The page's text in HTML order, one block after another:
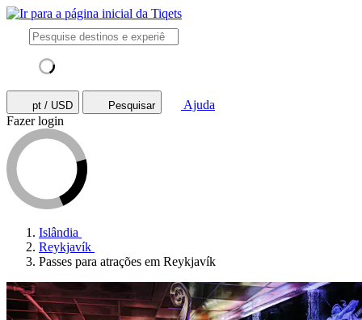
pt / USD Pesquisar
Ajuda
Fazer login
Islândia
Reykjavík
Passes para atrações em Reykjavík